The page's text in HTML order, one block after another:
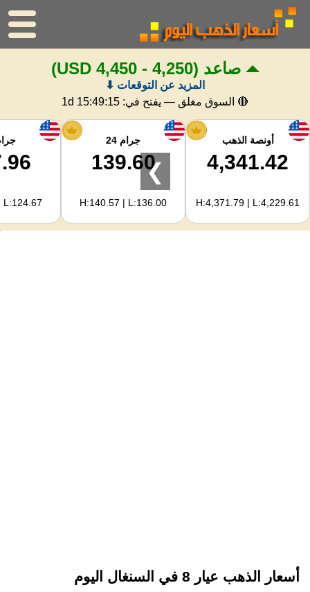
الرئيسية
سعر الذهب
اسعار الفضه
حاسبة الذهب
لمشرفي المواقع
صاعد (4,250 - 4,450 USD)
المزيد عن التوقعات ⬇
🔴 السوق مغلق — يفتح في: 1d 15:49:15
أونصة الذهب
4,341.42
H:4,371.79 | L:4,229.61
جرام 24
139.60
H:140.57 | L:136.00
L:124.67
❯
أسعار الذهب عيار 8 في السنغال اليوم